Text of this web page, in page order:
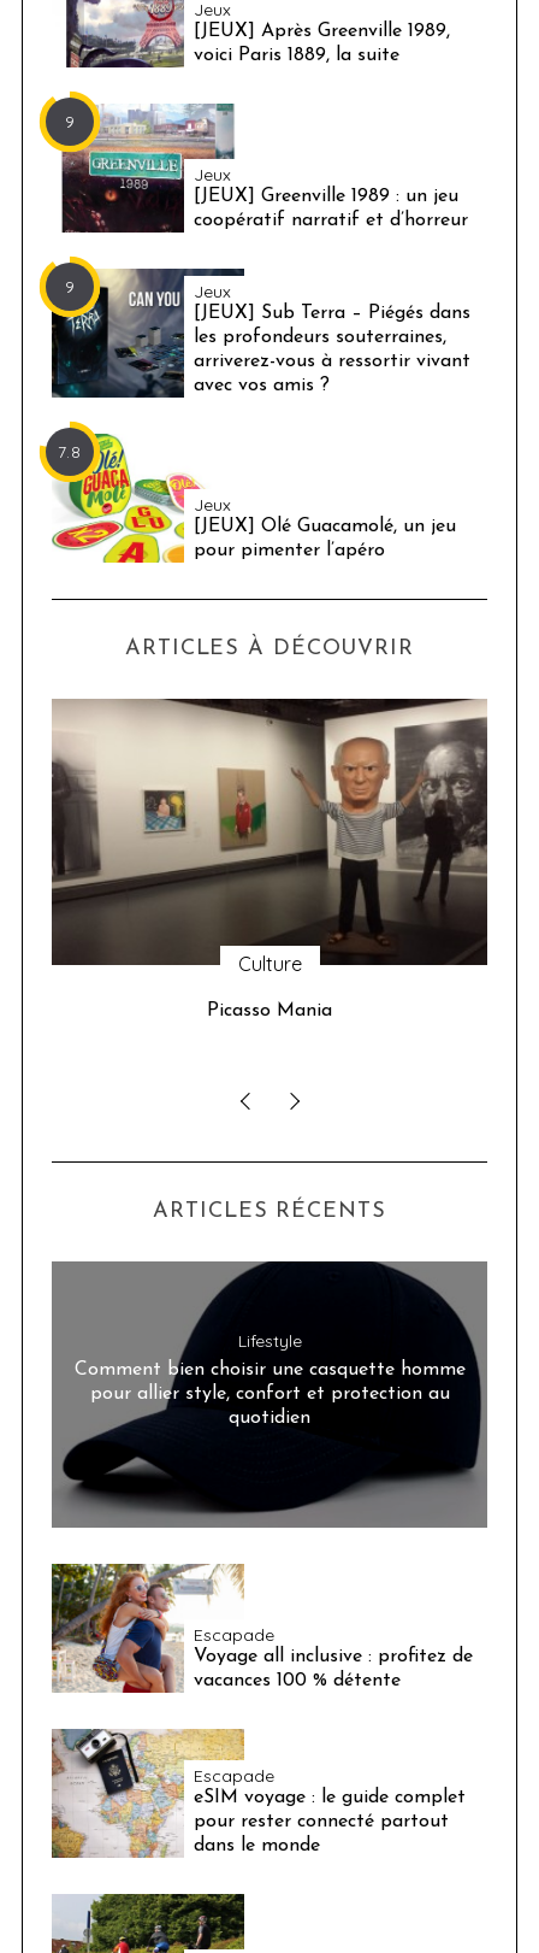
Jeux
[JEUX] Après Greenville 1989,
voici Paris 1889, la suite
9
Jeux
[JEUX] Greenville 1989 : un jeu
coopératif narratif et d’horreur
9 Jeux
[JEUX] Sub Terra – Piégés dans
les profondeurs souterraines,
arriverez-vous à ressortir vivant
avec vos amis ?
7.8
Jeux
[JEUX] Olé Guacamolé, un jeu
pour pimenter l’apéro
ARTICLES À DÉCOUVRIR
Culture
Picasso Mania
ARTICLES RÉCENTS
Lifestyle
Comment bien choisir une casquette homme
pour allier style, confort et protection au
quotidien
Escapade
Voyage all inclusive : profitez de
vacances 100 % détente
Escapade
eSIM voyage : le guide complet
pour rester connecté partout
dans le monde